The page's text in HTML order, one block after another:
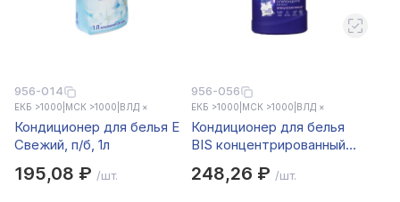
956-014
ЕКБ >1000 МСК >1000 ВЛД ×
Кондиционер для белья Е
Свежий, п/б, 1л
195,08 ₽ /шт.
956-056
ЕКБ >1000 МСК >1000 ВЛД ×
Кондиционер для белья
BIS концентрированный
900 мл
248,26 ₽ /шт.